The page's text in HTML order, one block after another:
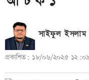
সাইফুল ইসলাম
প্রকাশিত: ১৮/০৬/২০২৫